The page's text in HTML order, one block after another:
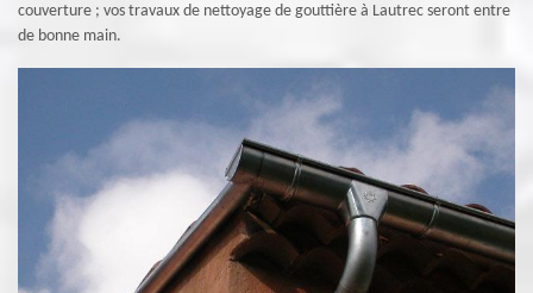
couverture ; vos travaux de nettoyage de gouttière à Lautrec seront entre
de bonne main.